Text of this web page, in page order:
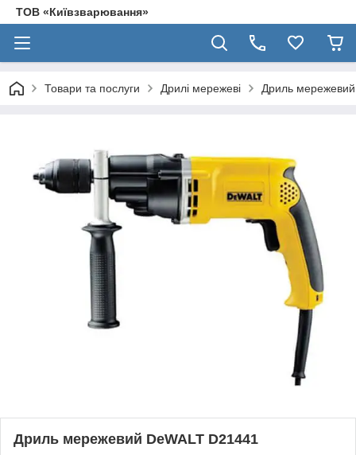
ТОВ «Київзварювання»
Товари та послуги Дрилі мережеві Дриль
Дриль мережевий DeWALT D21441